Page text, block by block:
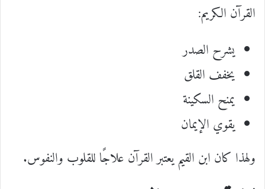
القرآن الكريم:
يشرح الصدر
يخفف القلق
يمنح السكينة
يقوي الإيمان
ولهذا كان ابن القيم يعتبر القرآن علاجًا للقلوب والنفوس.